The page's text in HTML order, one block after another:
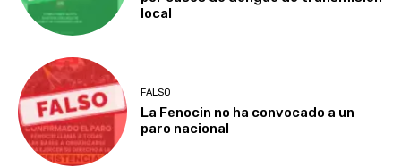
local
FALSO
La Fenocin no ha convocado a un
paro nacional